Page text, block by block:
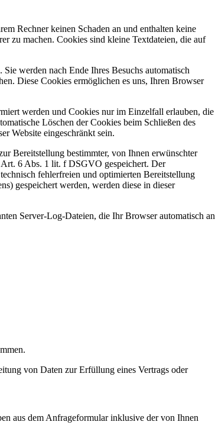
Rechner keinen Schaden an und enthalten keine
zu machen. Cookies sind kleine Textdateien, die auf
werden nach Ende Ihres Besuchs automatisch
Diese Cookies ermöglichen es uns, Ihren Browser
werden und Cookies nur im Einzelfall erlauben, die
Löschen der Cookies beim Schließen des
Website eingeschränkt sein.
Bereitstellung bestimmter, von Ihnen erwünschter
6 Abs. 1 lit. f DSGVO gespeichert. Der
fehlerfreien und optimierten Bereitstellung
gespeichert werden, werden diese in dieser
Server-Log-Dateien, die Ihr Browser automatisch an
von Daten zur Erfüllung eines Vertrags oder
aus dem Anfrageformular inklusive der von Ihnen